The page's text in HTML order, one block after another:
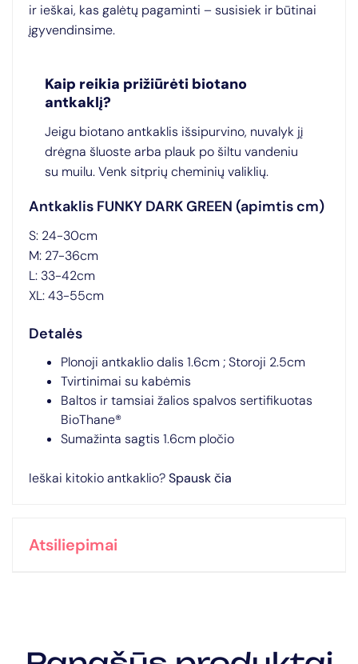
ir ieškai, kas galėtų pagaminti – susisiek ir būtinai
įgyvendinsime.
Kaip reikia prižiūrėti biotano
antkaklį?
Jeigu biotano antkaklis išsipurvino, nuvalyk jį
drėgna šluoste arba plauk po šiltu vandeniu
su muilu. Venk sitprių cheminių valiklių.
Antkaklis FUNKY DARK GREEN (apimtis cm)
S: 24-30cm
M: 27-36cm
L: 33-42cm
XL: 43-55cm
Detalės
Plonoji antkaklio dalis 1.6cm ; Storoji 2.5cm
Tvirtinimai su kabėmis
Baltos ir tamsiai žalios spalvos sertifikuotas
BioThane®
Sumažinta sagtis 1.6cm pločio
Ieškai kitokio antkaklio?Spausk čia
Atsiliepimai